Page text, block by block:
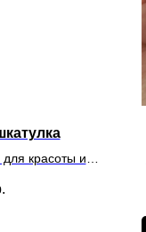
красоты и